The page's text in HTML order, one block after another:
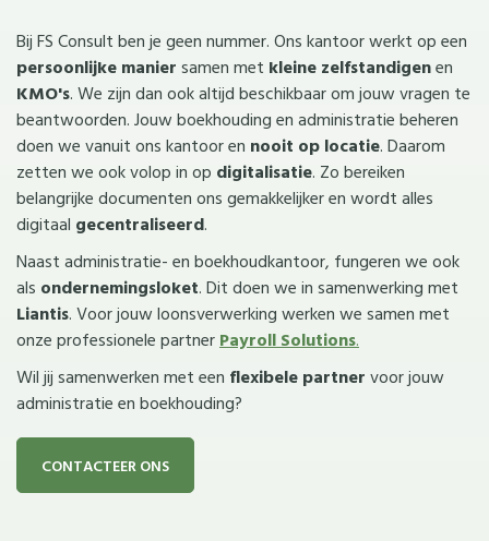
Bij FS Consult ben je geen nummer. Ons kantoor werkt op een
persoonlijke manier samen met kleine zelfstandigenen
KMO's. We zijn dan ook altijd beschikbaar om jouw vragen te
beantwoorden. Jouw boekhouding en administratie beheren
doen we vanuit ons kantoor en nooit op locatie. Daarom
zetten we ook volop in op digitalisatie. Zo bereiken
belangrijke documenten ons gemakkelijker en wordt alles
digitaal gecentraliseerd.
Naast administratie- en boekhoudkantoor, fungeren we ook
als ondernemingsloket. Dit doen we in samenwerking met
Liantis. Voor jouw loonsverwerking werken we samen met
onze professionele partner Payroll Solutions.
Wil jij samenwerken met een flexibele partner voor jouw
administratie en boekhouding?
CONTACTEER ONS